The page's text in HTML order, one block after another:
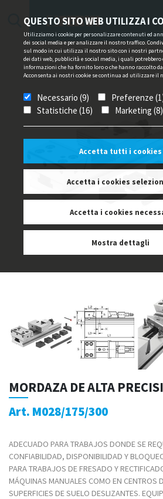
QUESTO SITO WEB UTILIZZA I
Utilizziamo i cookie per personalizzare contenuti ed
dei social media e per analizzare il nostro traffico.
sul modo in cui utilizza il nostro sito con i nostri
dei dati web, pubblicità e social media, i quali
informazioni che ha fornito loro o che hanno raccolto
Acconsenta ai nostri cookie se continua ad utilizzare il
Necessario (9)
Preferenze
Statistiche (16)
Marketing (8)
Accetta tutti i cookies
Accetta i cookies
Accetta i cookies
Mostra dettagli
MORDAZA DE ALTA
Art. M028/175/300
ADECUADO PARA TRABAJOS DONDE SE
CONFIABILIDAD, DISPONIBILIDAD Y
PARA TRABAJOS DE FRESADO Y
MÁQUINAS MANUALES COMO EN CENTROS
SUPERFICIES DE SUELO DESLIZANTES.